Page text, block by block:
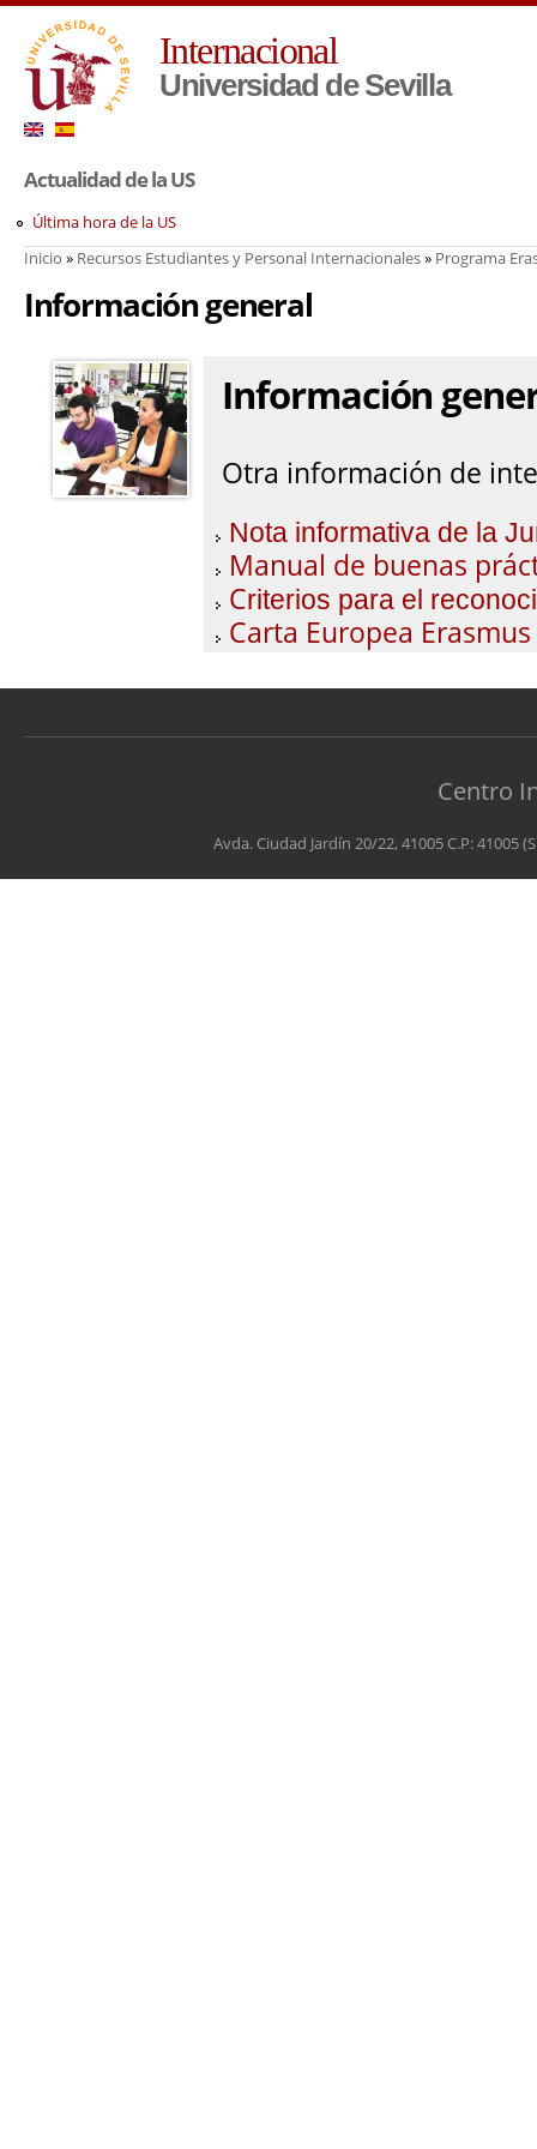
Internacional
Universidad de Sevilla
Actualidad de la US
Última hora de la US
Usted está aquí
Inicio » Recursos Estudiantes y Personal Internacionales» Programa
Información general
Información
Otra información de
Nota informativa de la
Manual de buenas
Criterios para el
Carta Europea Erasmus
Centro
Avda. Ciudad Jardín 20/22, 41005 C.P: 41005